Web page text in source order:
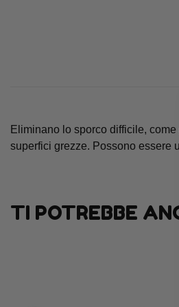
Eliminano lo sporco difficile,
superfici grezze. Possono essere
TI POTREBBE